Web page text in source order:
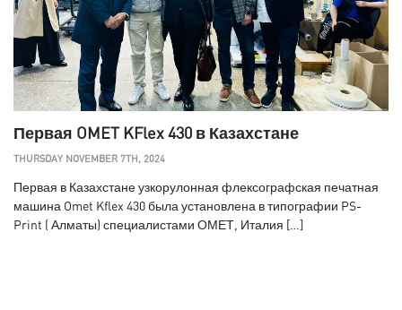
Первая OMET KFlex 430 в Казахстане
THURSDAY NOVEMBER 7TH, 2024
Первая в Казахстане узкорулонная флексографская печатная
машина Omet Kflex 430 была установлена в типографии PS-
Print ( Алматы) специалистами ОМЕТ, Италия […]